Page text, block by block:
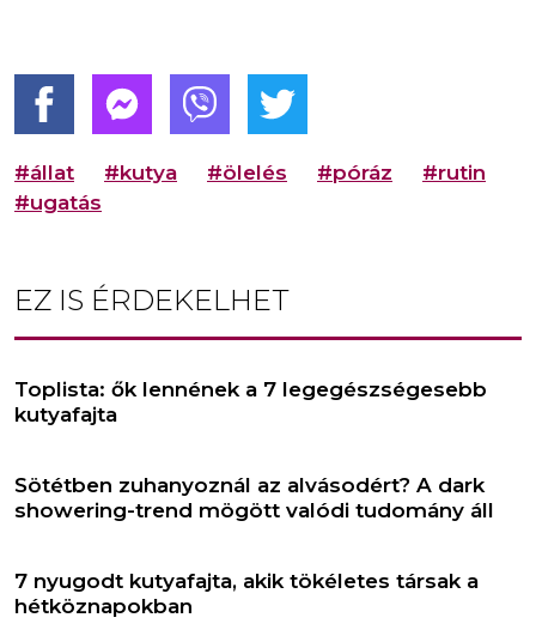
#állat #kutya #ölelés #póráz
#rutin
#ugatás
EZ IS ÉRDEKELHET
Toplista: ők lennének a 7 legegészségesebb
kutyafajta
Sötétben zuhanyoznál az alvásodért? A dark
showering-trend mögött valódi tudomány áll
7 nyugodt kutyafajta, akik tökéletes társak a
hétköznapokban